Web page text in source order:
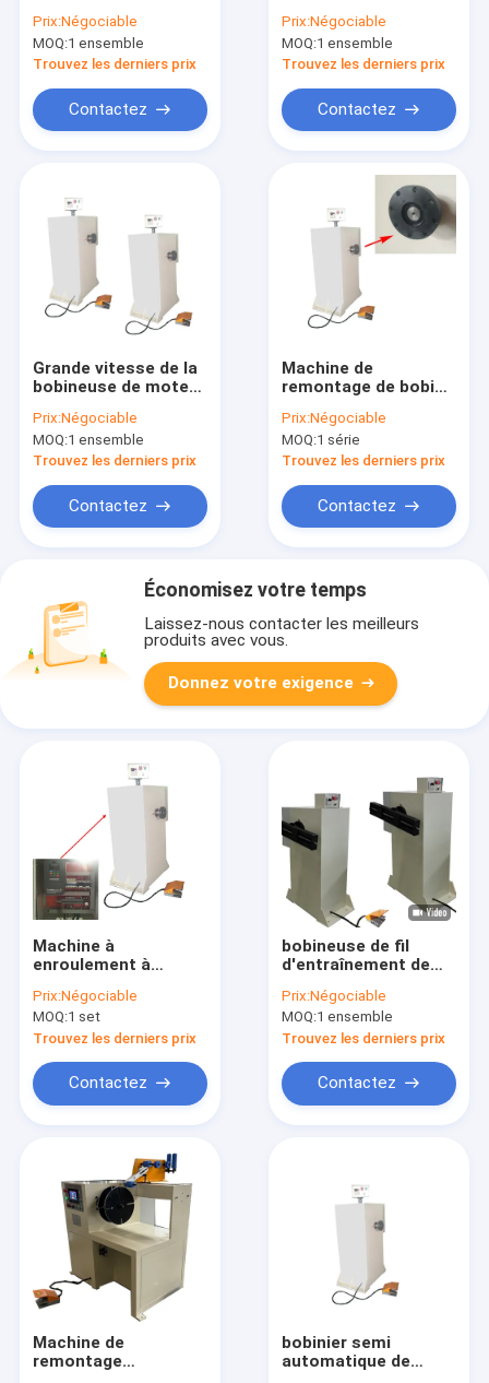
Prix:Négociable
MOQ:1 ensemble
Trouvez les derniers prix
Contactez
de câblage cuivre
Prix:Négociable
MOQ:1 ensemble
Trouvez les derniers prix
Contactez
Grande vitesse de la
bobineuse de moteur
cuivre
Prix:Négociable
MOQ:1 ensemble
Trouvez les derniers prix
Contactez
Machine de
remontage de bobine
semi-automatique de
150 mm de diamètre
de la bride
Prix:Négociable
MOQ:1 série
Trouvez les derniers prix
Contactez
Économisez votre temps
Laissez-nous contacter les meilleurs
produits avec vous.
Donnez votre exigence
Machine à
enroulement à
électrique semi-
automatique
Prix:Négociable
MOQ:1 set
Trouvez les derniers prix
Contactez
bobineuse de fil
d'entraînement de
bobineuse du moteur
électrique 200rpm
3KW
Prix:Négociable
MOQ:1 ensemble
Trouvez les derniers prix
Contactez
Machine de
remontage
bobinier semi
automatique de